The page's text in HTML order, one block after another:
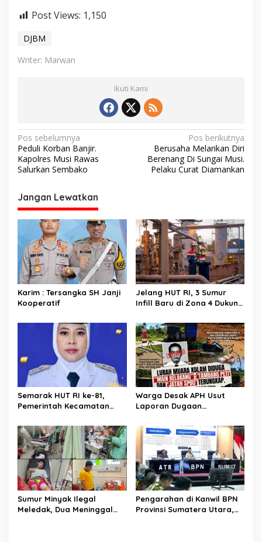
Post Views: 1,150
DJBM
Writer: Marwan
Ikuti Kami
N
a
v
i
g
a
s
i
p
o
s
Pos sebelumnya
Peduli Korban Banjir.
Kapolres Musi Rawas
Salurkan Sembako
Pos berikutnya
Berusaha Melarikan Diri
Berenang Di Sungai Musi.
Pelaku Curat Diamankan
Jangan Lewatkan
Karim : Tersangka SH Janji
Kooperatif
Jelang HUT RI, 3 Sumur
Infill Baru di Zona 4 Dukung
Semarak HUT RI ke-81,
Pemerintah Kecamatan
Lomba
Warga Desak APH Usut
Laporan Dugaan
Muara Kulam
Sumur Minyak Ilegal
Meledak, Dua Meninggal
Pengarahan di Kanwil BPN
Provinsi Sumatera Utara,